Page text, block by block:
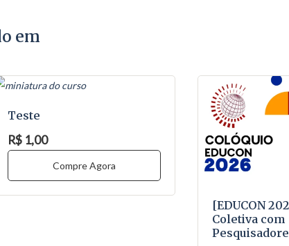
em
Teste
R$ 1,00
Compre Agora
[EDUCON
Coletiva com